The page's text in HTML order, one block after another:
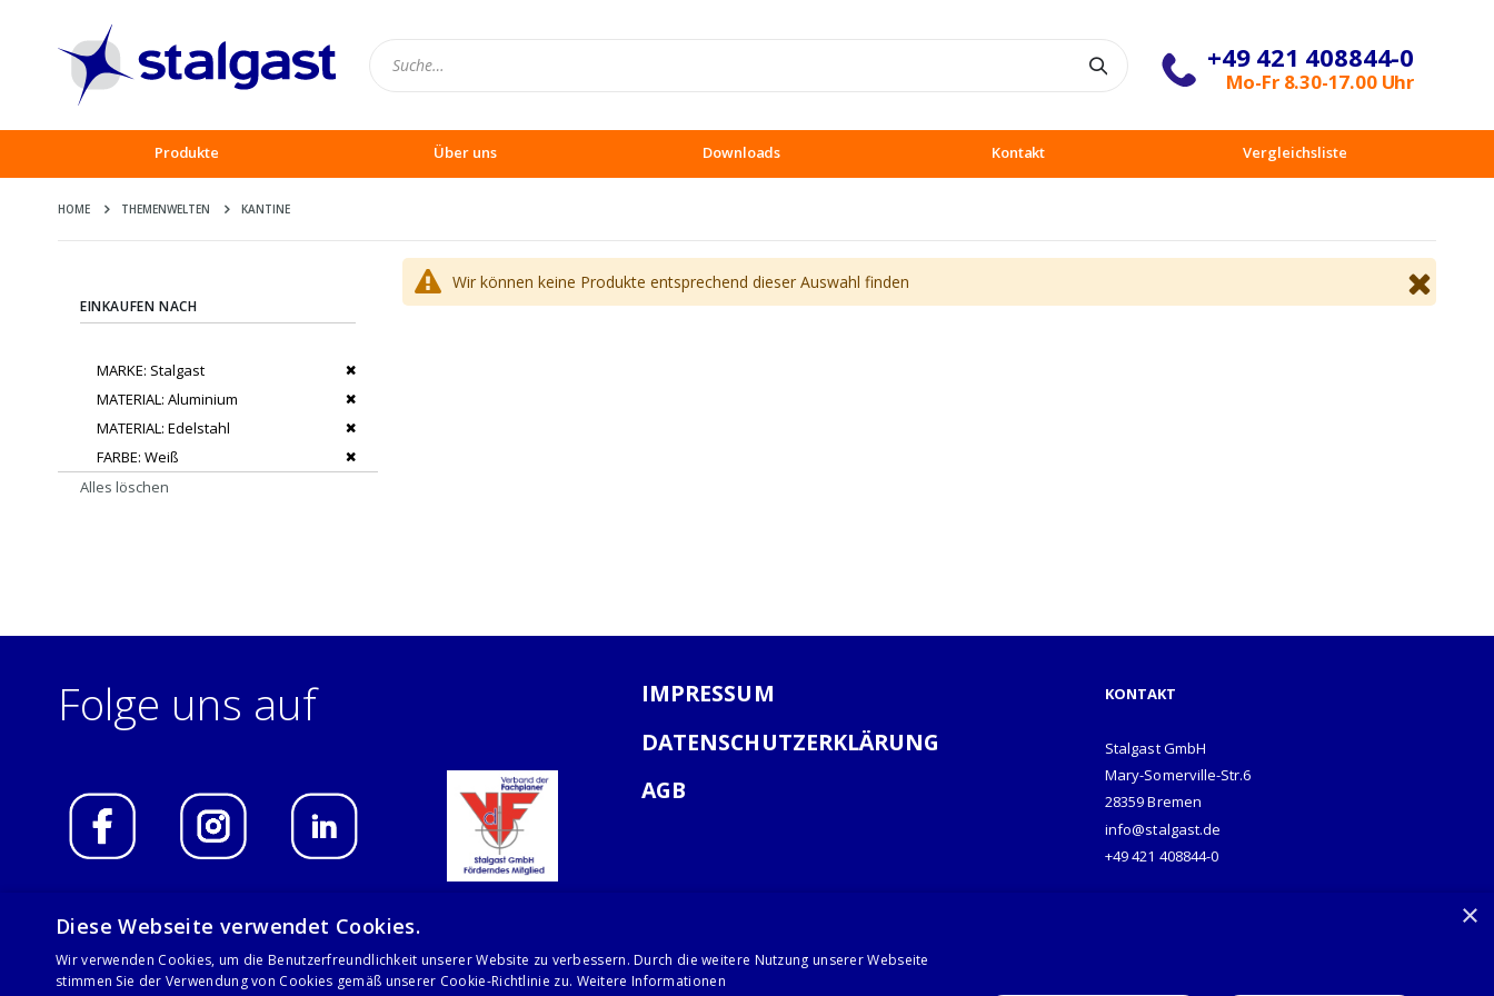
+49 421 408844-0
Mo-Fr 8.30-17.00 Uhr
Produkte Über uns Downloads Kontakt Vergleichsliste
HOME THEMENWELTEN KANTINE
Wir können keine Produkte entsprechend dieser Auswahl finden
EINKAUFEN NACH
MARKE Stalgast
Dies entfernen
MATERIAL Aluminium
Dies entfernen
MATERIAL Edelstahl
Dies entfernen
FARBE Weiß
Dies entfernen
Alles löschen
Folge uns auf
IMPRESSUM
DATENSCHUTZERKLÄRUNG
AGB
KONTAKT
Stalgast GmbH
Mary-Somerville-Str.6
28359 Bremen
info@stalgast.de
+49 421 408844-0
© 2021 Stalgast GmbH
×
Diese Webseite verwendet Cookies.
Wir verwenden Cookies, um die Benutzerfreundlichkeit unserer Website zu verbessern. Durch die weitere Nutzung unserer Webseite
stimmen Sie der Verwendung von Cookies gemäß unserer Cookie-Richtlinie zu. Weitere Informationen